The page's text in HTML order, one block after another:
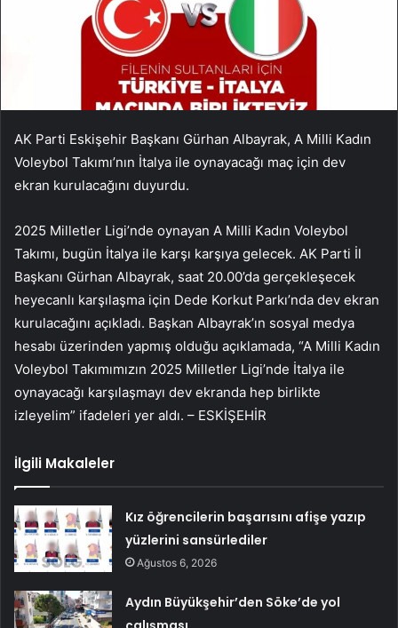
AK Parti Eskişehir Başkanı Gürhan Albayrak, A Milli Kadın
Voleybol Takımı’nın İtalya ile oynayacağı maç için dev
ekran kurulacağını duyurdu.
2025 Milletler Ligi’nde oynayan A Milli Kadın Voleybol
Takımı, bugün İtalya ile karşı karşıya gelecek. AK Parti İl
Başkanı Gürhan Albayrak, saat 20.00’da gerçekleşecek
heyecanlı karşılaşma için Dede Korkut Parkı’nda dev ekran
kurulacağını açıkladı. Başkan Albayrak’ın sosyal medya
hesabı üzerinden yapmış olduğu açıklamada, “A Milli Kadın
Voleybol Takımımızın 2025 Milletler Ligi’nde İtalya ile
oynayacağı karşılaşmayı dev ekranda hep birlikte
izleyelim” ifadeleri yer aldı. – ESKİŞEHİR
İlgili Makaleler
Kız öğrencilerin başarısını afişe yazıp
yüzlerini sansürlediler
Ağustos 6, 2026
Aydın Büyükşehir’den Söke’de yol